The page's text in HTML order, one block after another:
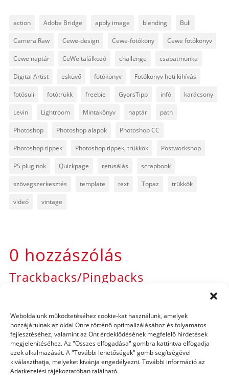
Weboldalunk működtetéséhez cookie-kat használunk, amelyek
hozzájárulnak az oldal Önre történő optimalizálásához és folyamatos
fejlesztéséhez, valamint az Önt érdeklődésének megfelelő hirdetések
megjelenítéséhez. Az "Összes elfogadása" gombra kattintva elfogadja
ezek alkalmazását. A "További lehetőségek" gomb segítségével
kiválaszthatja, melyeket kívánja engedélyezni. További információ az
Adatkezelési tájékoztatóban található.
action Adobe Bridge apply image blending Buli
Camera Raw Cewe-design Cewe-fotóköny Cewe fotókönyv
Cewe naptár CeWe találkozó challenge csapatmunka
Digital Artist esküvő fotókönyv Fotókönyv heti kihívás
fotósuli fotótrükk freebie GyorsTipp infó karácsony
Levin Lightroom Mintakönyv naptár path
Photoshop Photoshop alapok Photoshop CC
Photoshop tippek Photoshop tippek, trükkök Postworkshop
PS pluginok Quickpage retusálás scrapbook
szövegszerkesztés template text Topaz trükkök
videó vintage
0 hozzászólás
Trackbacks/Pingbacks
gyorsabban készítsek el valamit. Ilyen a Generator is,
amiről korábban már írtam.…
Photoshop CC 2015 – fájlok mentése | Haladó CEWE
FOTÓKÖNYV- […] Generate is egyfajta mentési lehetőség,
erről korábban már írtam. Tehát három menüpontot